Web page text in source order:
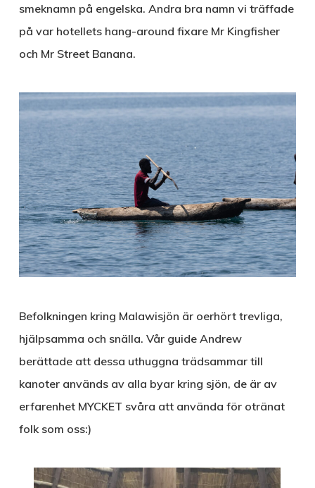
smeknamn på engelska. Andra bra namn vi träffade
på var hotellets hang-around fixare Mr Kingfisher
och Mr Street Banana.
Befolkningen kring Malawisjön är oerhört trevliga,
hjälpsamma och snälla. Vår guide Andrew
berättade att dessa uthuggna trädsammar till
kanoter används av alla byar kring sjön, de är av
erfarenhet MYCKET svåra att använda för otränat
folk som oss:)